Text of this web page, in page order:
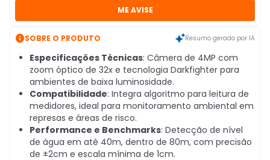
ME AVISE
SOBRE O PRODUTO Resumo gerado por IA
Especificações Técnicas: Câmera de 4MP com
zoom óptico de 32x e tecnologia Darkfighter para
ambientes de baixa luminosidade.
Compatibilidade: Integra algoritmo para leitura de
medidores, ideal para monitoramento ambiental em
represas e áreas de risco.
Performance e Benchmarks: Detecção de nível
de água em até 40m, dentro de 80m, com precisão
de ±2cm e escala mínima de 1cm.